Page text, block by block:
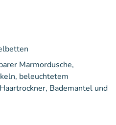
Marmordusche,
beleuchtetem
Bademantel und